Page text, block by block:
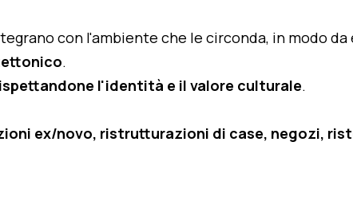
con l'ambiente che le circonda, in modo da
.
l'identità e il valore culturale.
ex/novo, ristrutturazioni di case, negozi,